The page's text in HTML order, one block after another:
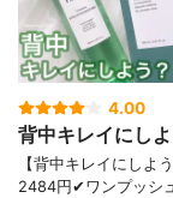
4.00
背中キレイにし
【背中キレイにしよ
2484円✔ワンプッシ